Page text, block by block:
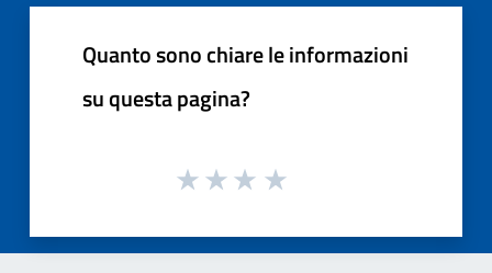
Quanto sono chiare le informazioni
su questa pagina?